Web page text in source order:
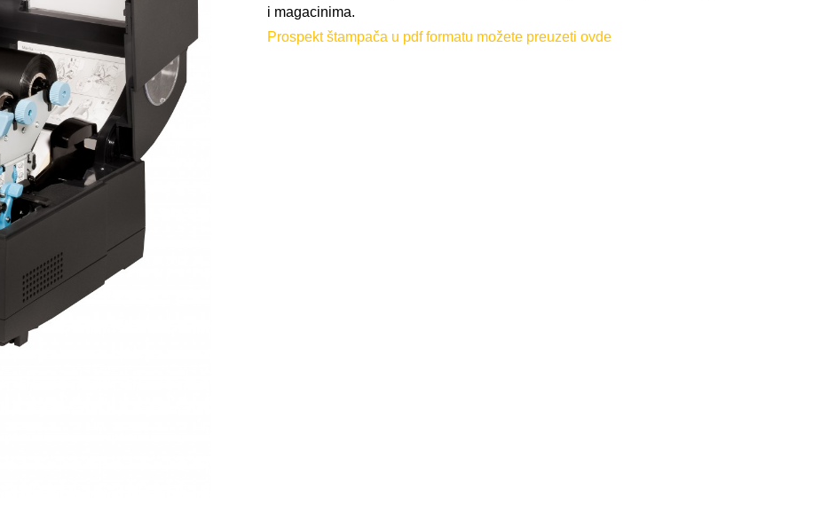
i magacinima.
Prospekt štampača u pdf formatu možete preuzeti ovde